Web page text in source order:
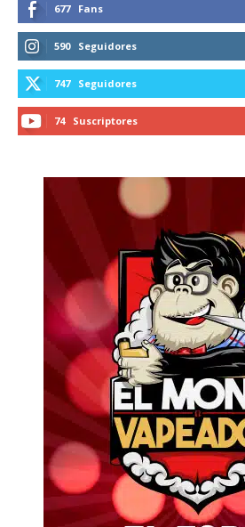
677 Fans
590 Seguidores
747 Seguidores
74 Suscriptores